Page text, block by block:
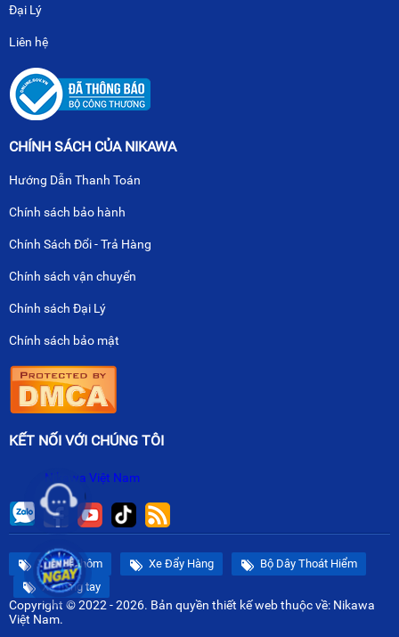
Đại Lý
Liên hệ
CHÍNH SÁCH CỦA NIKAWA
Hướng Dẫn Thanh Toán
Chính sách bảo hành
Chính Sách Đổi - Trả Hàng
Chính sách vận chuyển
Chính sách Đại Lý
Chính sách bảo mật
KẾT NỐI VỚI CHÚNG TÔI
Nikawa Việt Nam
Thang Nhôm Xe Đẩy Hàng
Bộ Dây Thoát Hiểm
Xe nâng tay
Copyright © 2022 - 2026. Bản quyền thiết kế webthuộc về: Nikawa
Việt Nam.